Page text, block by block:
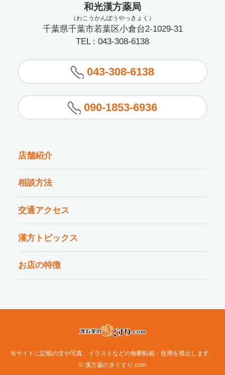
和光漢方薬局
（わこうかんぽうやっきょく）
千葉県千葉市若葉区小倉台2-1029-31
TEL : 043-308-6138
043-308-6138
090-1853-6936
店舗紹介
相談方法
交通アクセス
漢方トピックス
お店の特徴
当サイトに記載の文や写真、イラストなどの無断転載・使用を禁止します。
© 漢方薬のきぐすり.com